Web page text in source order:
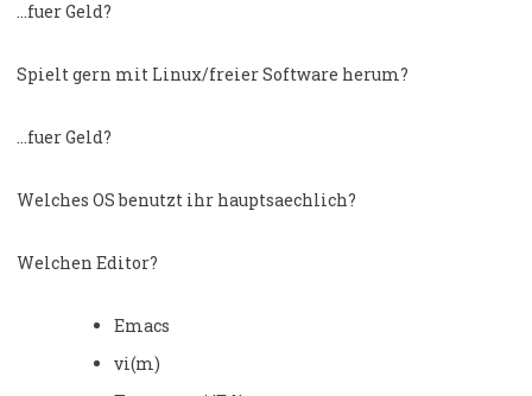
…fuer Geld?
Spielt gern mit Linux/freier Software herum?
…fuer Geld?
Welches OS benutzt ihr hauptsaechlich?
Welchen Editor?
Emacs
vi(m)